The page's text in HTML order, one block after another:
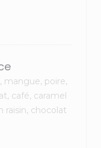
mangue, poire,
café, caramel
raisin, chocolat